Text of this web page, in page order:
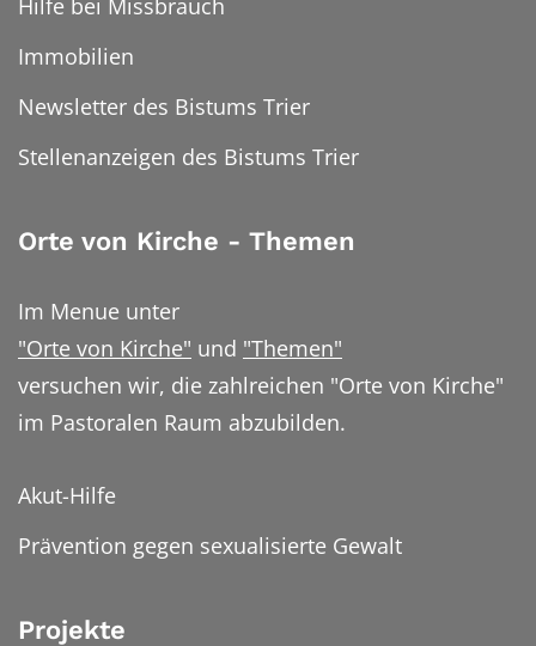
Hilfe bei Missbrauch
Immobilien
Newsletter des Bistums Trier
Stellenanzeigen des Bistums Trier
Orte von Kirche - Themen
Im Menue unter
"Orte von Kirche" und "Themen"
versuchen wir, die zahlreichen "Orte von Kirche"
im Pastoralen Raum abzubilden.
Akut-Hilfe
Prävention gegen sexualisierte Gewalt
Projekte